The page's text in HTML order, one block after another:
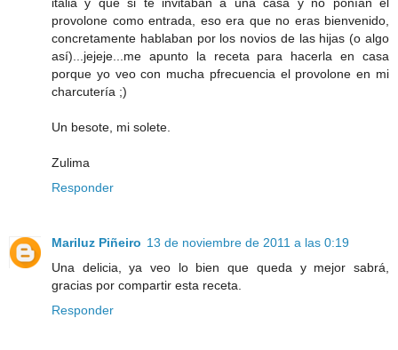
provolone como entrada, eso era que no eras bienvenido,
concretamente hablaban por los novios de las hijas (o algo
así)...jejeje...me apunto la receta para hacerla en casa
porque yo veo con mucha pfrecuencia el provolone en mi
charcutería ;)
Un besote, mi solete.
Zulima
Responder
Mariluz Piñeiro 13 de noviembre de 2011 a las 0:19
Una delicia, ya veo lo bien que queda y mejor sabrá,
gracias por compartir esta receta.
Responder